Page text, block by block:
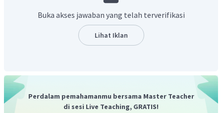
Buka akses jawaban yang telah terverifikasi
Lihat Iklan
Perdalam pemahamanmu bersama Master Teacher
di sesi Live Teaching, GRATIS!